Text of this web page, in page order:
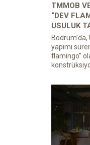
TMMOB
“DEV
USULUK
Bodrum’da,
yapımı
flamingo”